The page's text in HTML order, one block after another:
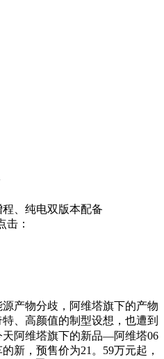
程、纯电双版本配备
击：
物分歧，阿维塔旗下的产物
、高颜值的制型设想，也遭到
天阿维塔旗下的新品—阿维塔06
新，预售价为21。59万元起，